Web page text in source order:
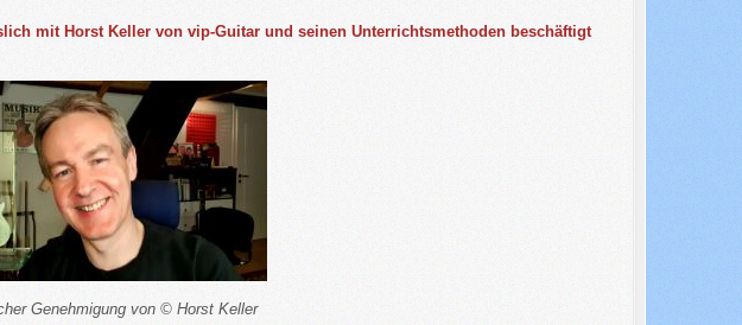
mit Horst Keller von vip-Guitar und seinen Unterrichtsmethoden beschäftigt
Genehmigung von © Horst Keller